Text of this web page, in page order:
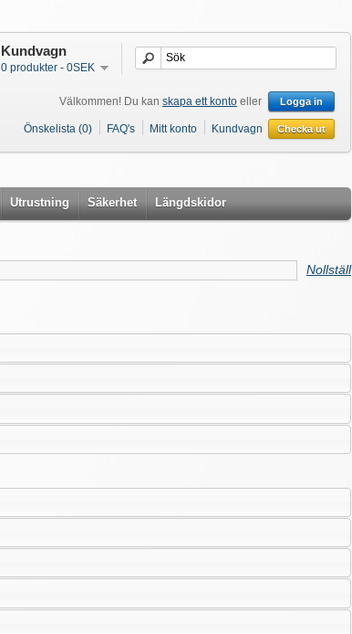
Kundvagn
0 produkter - 0SEK
Välkommen! Du kan skapa ett konto eller Logga in
Önskelista (0) FAQ's Mitt konto Kundvagn Checka ut
Utrustning Säkerhet Längdskidor
Nollställ